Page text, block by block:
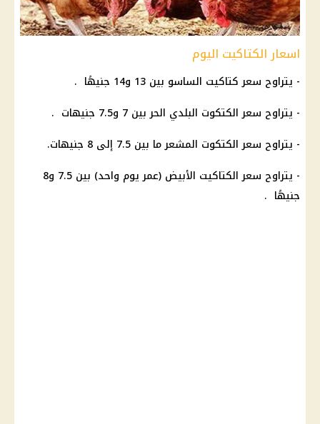
اسعار الكتاكيت اليوم
- يتراوح سعر كتاكيت الساسو بين 13 و14 جنيهًا .
- يتراوح سعر الكتكوت البلدي الحر بين 7 و7.5 جنيهات .
- يتراوح سعر الكتكوت المشعر ما بين 7.5 إلى 8 جنيهات.
- يتراوح سعر الكتاكيت الأبيض (عمر يوم واحد) بين 7.5 و8
جنيهًا .